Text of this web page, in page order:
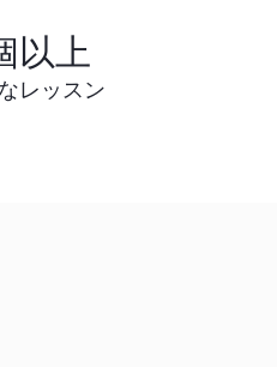
以上
レッスン